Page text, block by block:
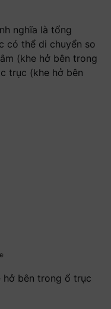
nghĩa là tổng
có thể di chuyển so
(khe hở bên trong
trục (khe hở bên
hở bên trong ổ trục